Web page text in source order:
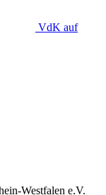
VdK auf
Westfalen e.V.